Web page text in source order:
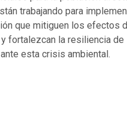
trabajando para
que mitiguen los efectos
fortalezcan la resiliencia de
esta crisis ambiental.